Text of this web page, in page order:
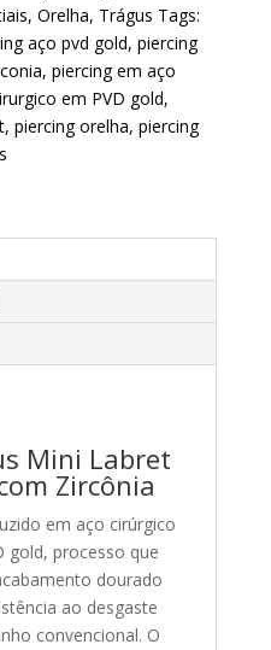
, Orelha, Trágus Tags:
aço pvd gold, piercing
, piercing em aço
em PVD gold,
, piercing orelha, piercing
Mini Labret
Zircônia
em aço cirúrgico
gold, processo que
dourado
ao desgaste
convencional. O